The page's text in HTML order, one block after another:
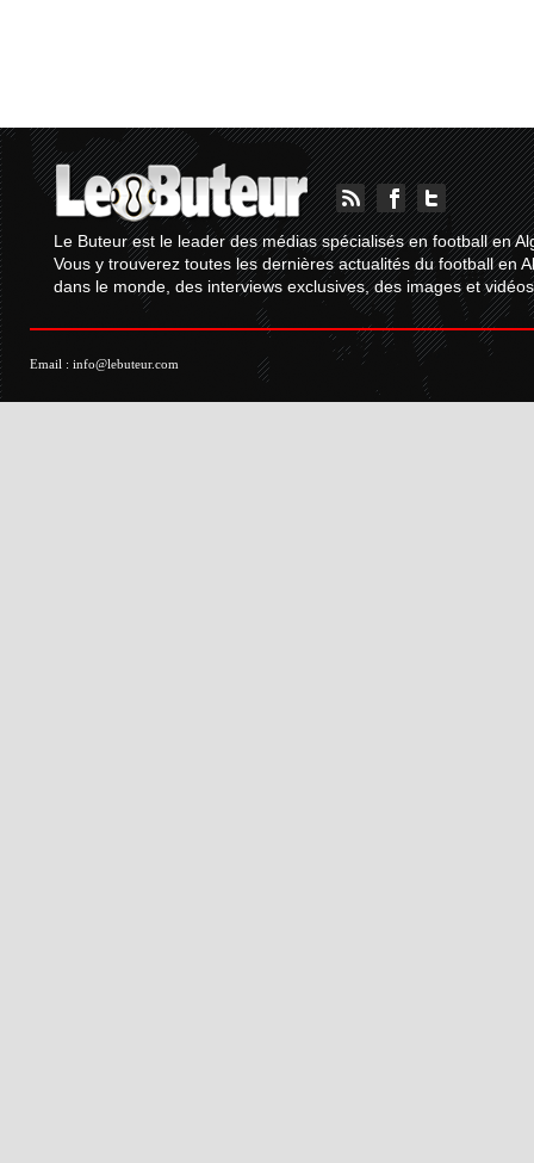
Le Buteur est le leader des médias spécialisés en football en
Vous y trouverez toutes les dernières actualités du football en
dans le monde, des interviews exclusives, des images et
Email : info@lebuteur.com